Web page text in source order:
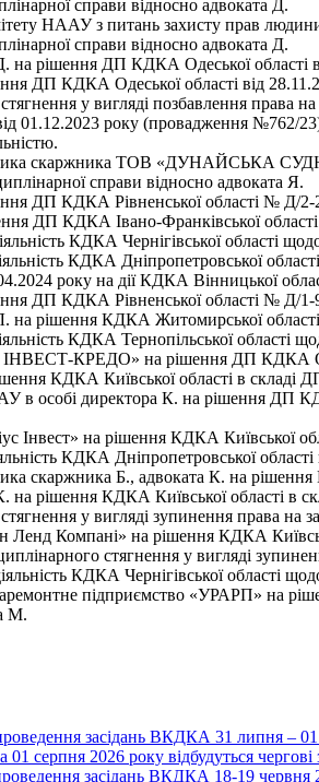
справи відносно адвоката Д.
НААУ з питань захисту прав
справи відносно адвоката Д.
на рішення ДП КДКА Одеської області
ДП КДКА Одеської області від
у вигляді позбавлення права
01.12.2023 року (провадження №762/
скаржника ТОВ «ДУНАЙСЬКА
справи відносно адвоката Я.
ДП КДКА Рівненської області № Д/2-
ДП КДКА Івано-Франківської
КДКА Чернігівської області
КДКА Дніпропетровської
року на дії КДКА Вінницької
ДП КДКА Рівненської області № Д/1-
на рішення КДКА Житомирської
КДКА Тернопільської області
КРЕДО» на рішення ДП КДКА
КДКА Київської області в складі
особі директора К. на рішення ДП
Інвест» на рішення КДКА Київської
КДКА Дніпропетровської
скаржника Б., адвоката К. на
на рішення КДКА Київської області в
у вигляді зупинення права на
Компані» на рішення КДКА
стягнення у вигляді
КДКА Чернігівської області
підприємство «УРАРП» на
М.
засідань ВКДКА 31 липня –
01 серпня 2026 року відбудуться
засідань ВКДКА 18-19 червня